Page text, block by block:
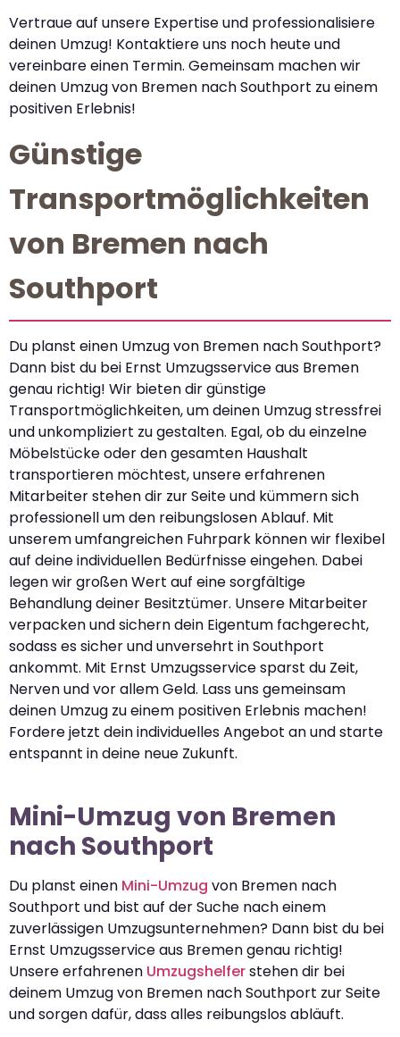
Vertraue auf unsere Expertise und professionalisiere
deinen Umzug! Kontaktiere uns noch heute und
vereinbare einen Termin. Gemeinsam machen wir
deinen Umzug von Bremen nach Southport zu einem
positiven Erlebnis!
Günstige
Transportmöglichkeiten
von Bremen nach
Southport
Du planst einen Umzug von Bremen nach Southport?
Dann bist du bei Ernst Umzugsservice aus Bremen
genau richtig! Wir bieten dir günstige
Transportmöglichkeiten, um deinen Umzug stressfrei
und unkompliziert zu gestalten. Egal, ob du einzelne
Möbelstücke oder den gesamten Haushalt
transportieren möchtest, unsere erfahrenen
Mitarbeiter stehen dir zur Seite und kümmern sich
professionell um den reibungslosen Ablauf. Mit
unserem umfangreichen Fuhrpark können wir flexibel
auf deine individuellen Bedürfnisse eingehen. Dabei
legen wir großen Wert auf eine sorgfältige
Behandlung deiner Besitztümer. Unsere Mitarbeiter
verpacken und sichern dein Eigentum fachgerecht,
sodass es sicher und unversehrt in Southport
ankommt. Mit Ernst Umzugsservice sparst du Zeit,
Nerven und vor allem Geld. Lass uns gemeinsam
deinen Umzug zu einem positiven Erlebnis machen!
Fordere jetzt dein individuelles Angebot an und starte
entspannt in deine neue Zukunft.
Mini-Umzug von Bremen
nach Southport
Du planst einen Mini-Umzug von Bremen nach
Southport und bist auf der Suche nach einem
zuverlässigen Umzugsunternehmen? Dann bist du bei
Ernst Umzugsservice aus Bremen genau richtig!
Unsere erfahrenen Umzugshelferstehen dir bei
deinem Umzug von Bremen nach Southport zur Seite
und sorgen dafür, dass alles reibungslos abläuft.